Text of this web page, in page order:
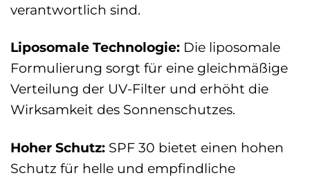
verantwortlich sind.
Liposomale Technologie: Die liposomale
Formulierung sorgt für eine gleichmäßige
Verteilung der UV-Filter und erhöht die
Wirksamkeit des Sonnenschutzes.
Hoher Schutz: SPF 30 bietet einen hohen
Schutz für helle und empfindliche